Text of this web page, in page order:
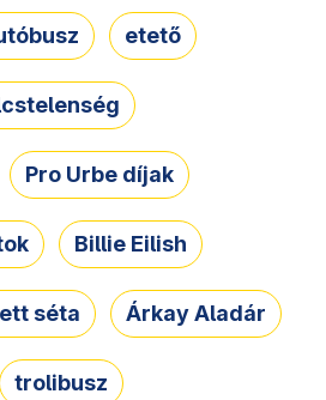
etető
Pro Urbe díjak
Billie Eilish
séta Árkay Aladár
trolibusz